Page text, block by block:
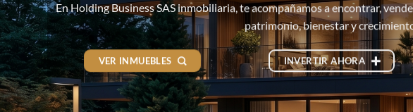
En Holding Business SAS inmobiliaria, te acompañamos a encontrar,
patrimonio, bienestar y
VER INMUEBLES INVERTIR AHORA